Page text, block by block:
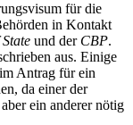
für die
in Kontakt
und der CBP.
aus. Einige
Antrag für ein
da einer der
ein anderer nötig